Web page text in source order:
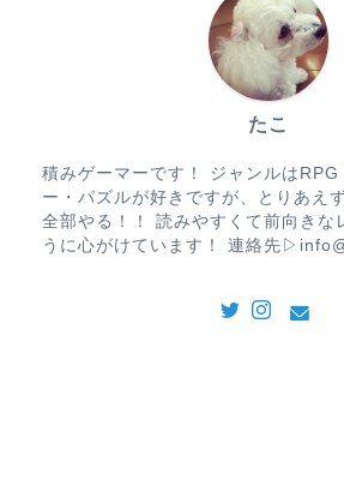
たこ
積みゲーマーです！ ジャンルはRPG
ー・パズルが好きですが、とりあえ
全部やる！！ 読みやすくて前向きな
うに心がけています！ 連絡先